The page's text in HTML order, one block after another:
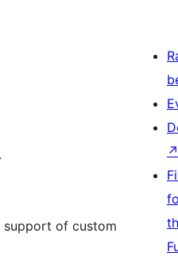
support of custom
↗